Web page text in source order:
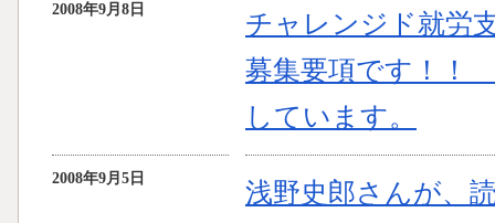
2008年9月8日
チャレンジド就労
募集要項です！！
しています。
2008年9月5日
浅野史郎さんが、